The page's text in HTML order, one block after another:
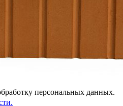
персональных данных.